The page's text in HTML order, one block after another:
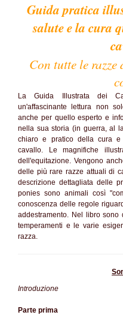
Guida pratica
salute e la cura
Con tutte le
La Guida Illustrata dei
un'affascinante lettura non
anche per quello esperto e
nella sua storia (in guerra, al
chiaro e pratico della cura e
cavallo. Le magnifiche
dell'equitazione. Vengono
delle più rare razze attuali di
descrizione dettagliata delle
ponies sono animali così
conoscenza delle regole
addestramento. Nel libro sono
temperamenti e le varie
razza.
Introduzione
Parte prima